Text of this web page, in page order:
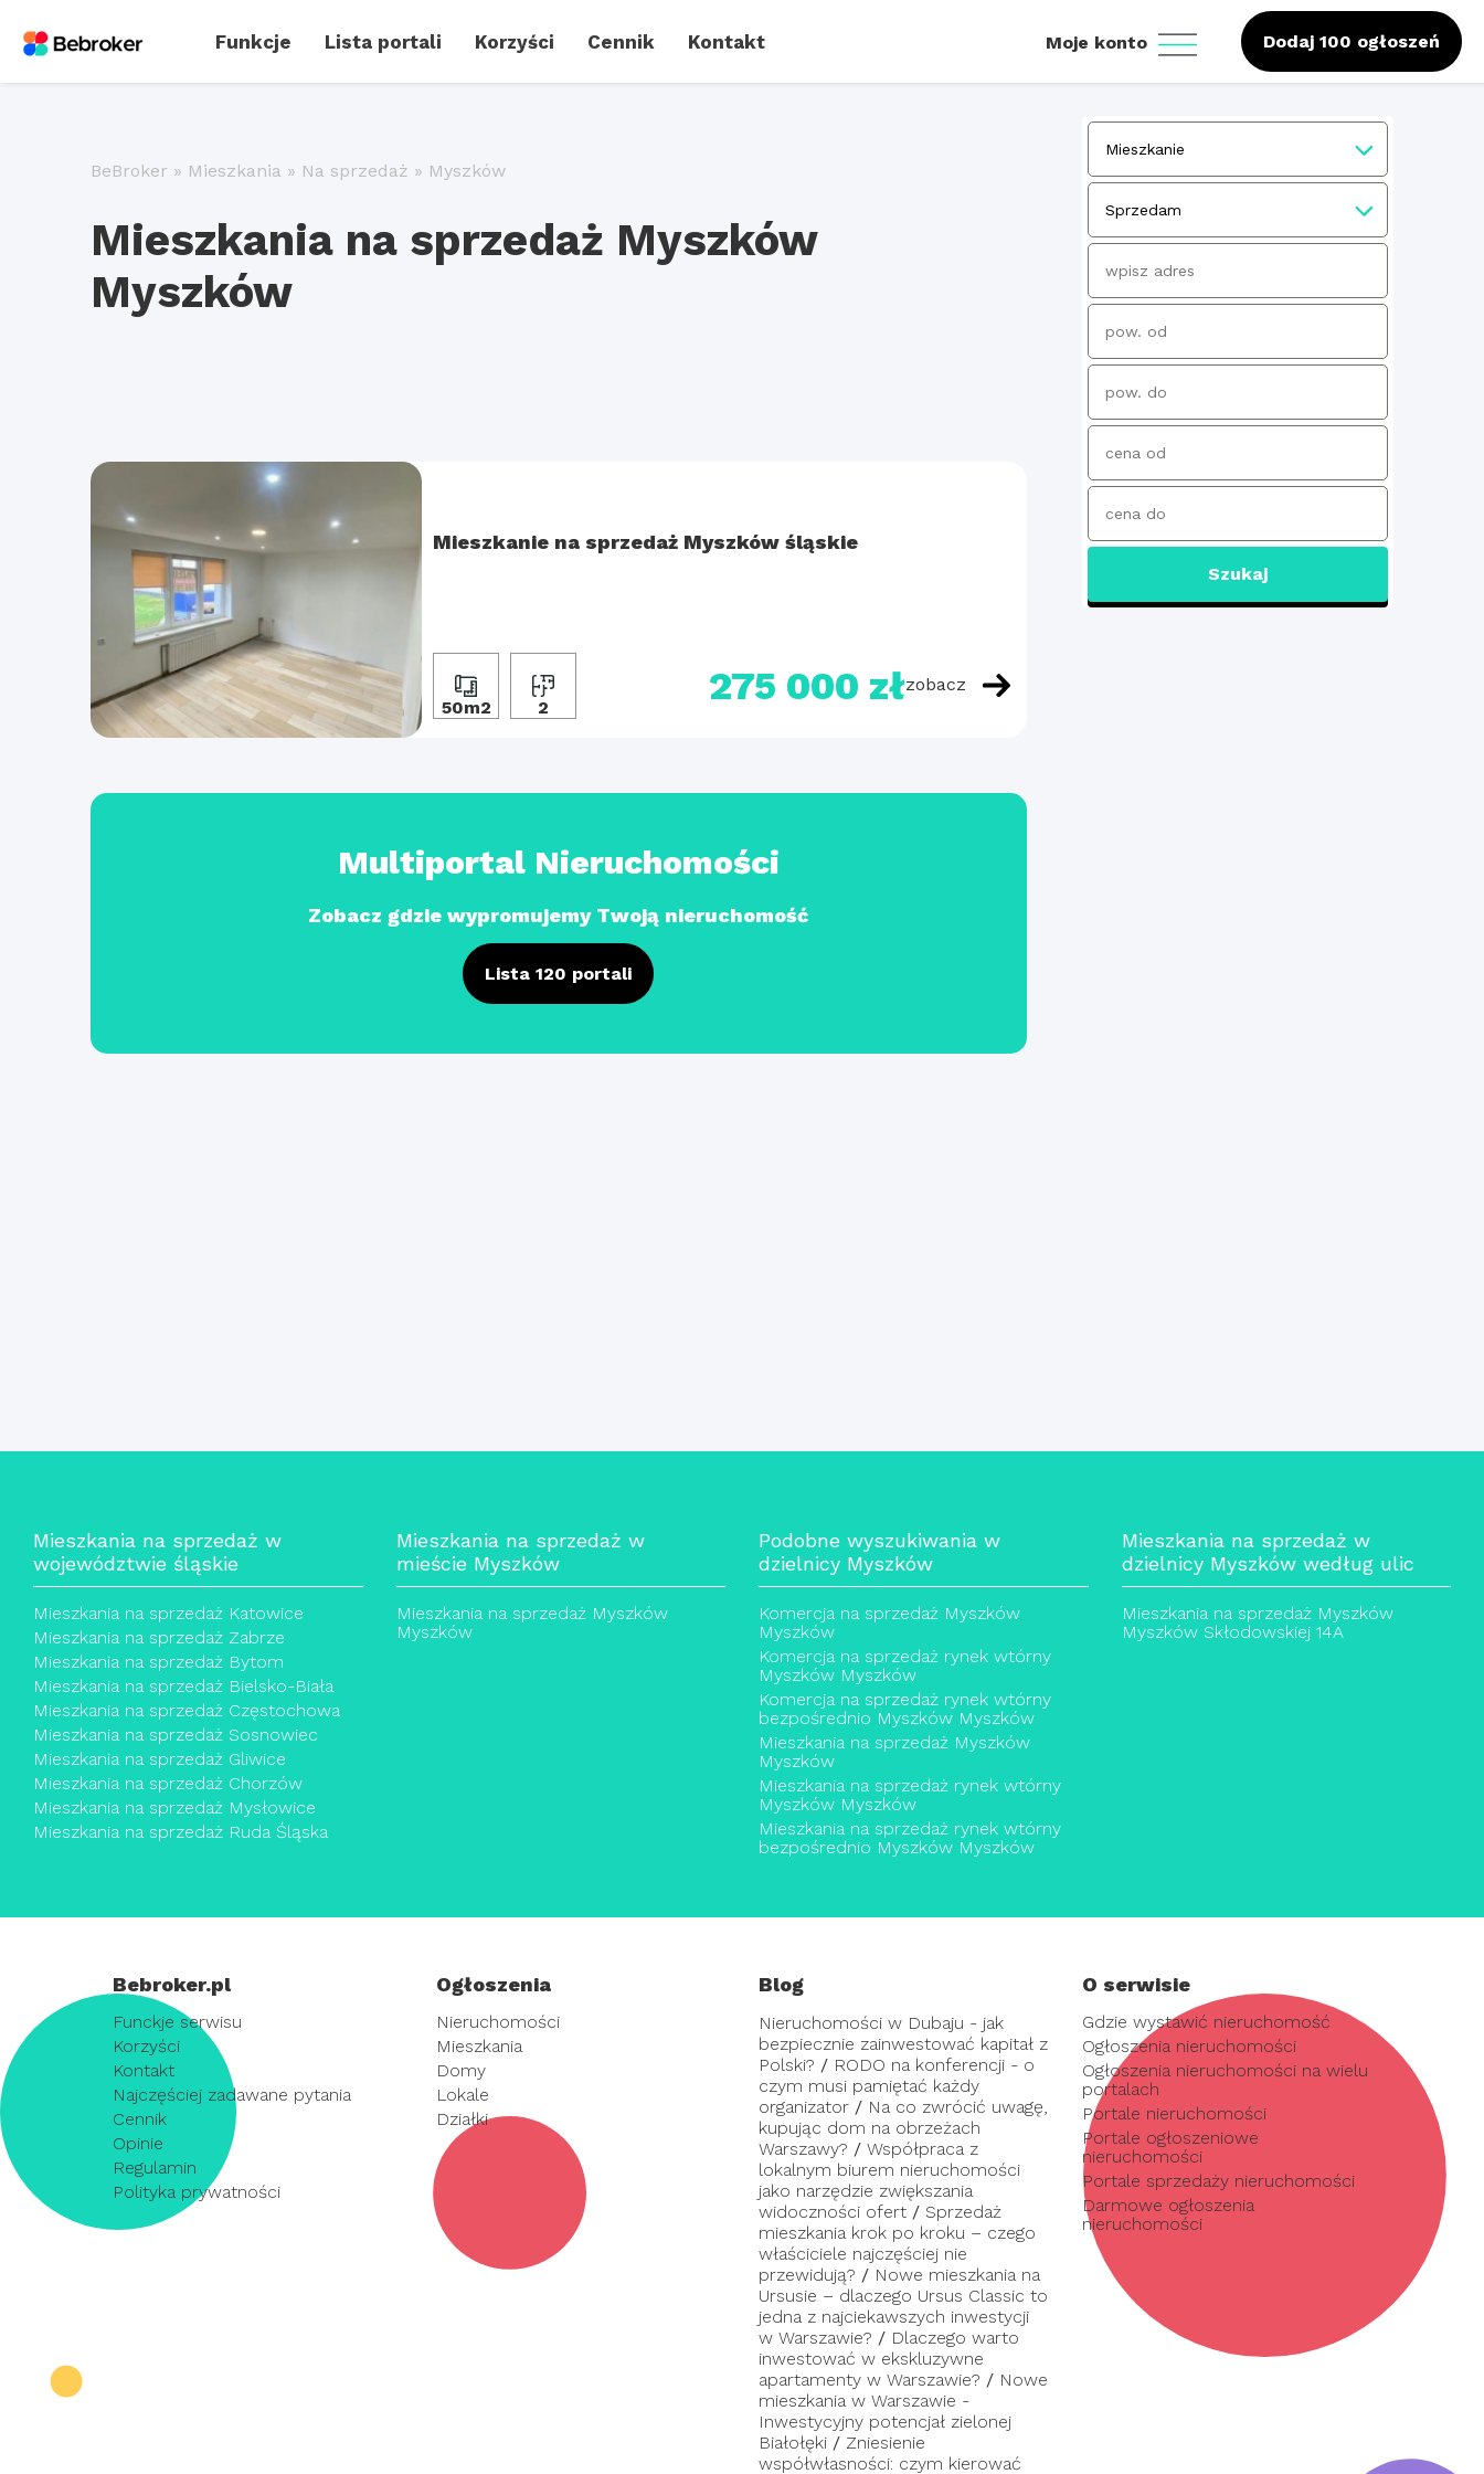
Funkcje Lista portali Korzyści Cennik Kontakt Dodaj 100 ogłoszeń
Moje konto
BeBroker » Mieszkania » Na sprzedaż » Myszków
Mieszkania na sprzedaż Myszków
Myszków
Mieszkanie na sprzedaż Myszków śląskie
50m2 2 275 000 złzobacz
Multiportal Nieruchomości
Zobacz gdzie wypromujemy Twoją nieruchomość
Lista 120 portali
Szukaj
Mieszkania na sprzedaż w
województwie śląskie
Mieszkania na sprzedaż Katowice
Mieszkania na sprzedaż Zabrze
Mieszkania na sprzedaż Bytom
Mieszkania na sprzedaż Bielsko-Biała
Mieszkania na sprzedaż Częstochowa
Mieszkania na sprzedaż Sosnowiec
Mieszkania na sprzedaż Gliwice
Mieszkania na sprzedaż Chorzów
Mieszkania na sprzedaż Mysłowice
Mieszkania na sprzedaż Ruda Śląska
Mieszkania na sprzedaż w
mieście Myszków
Mieszkania na sprzedaż Myszków
Myszków
Podobne wyszukiwania w
dzielnicy Myszków
Komercja na sprzedaż Myszków
Myszków
Komercja na sprzedaż rynek wtórny
Myszków Myszków
Komercja na sprzedaż rynek wtórny
bezpośrednio Myszków Myszków
Mieszkania na sprzedaż Myszków
Myszków
Mieszkania na sprzedaż rynek wtórny
Myszków Myszków
Mieszkania na sprzedaż rynek wtórny
bezpośrednio Myszków Myszków
Mieszkania na sprzedaż w
dzielnicy Myszków według ulic
Mieszkania na sprzedaż Myszków
Myszków Skłodowskiej 14A
Bebroker.pl
Funckje serwisu
Korzyści
Kontakt
Najczęściej zadawane pytania
Cennik
Opinie
Regulamin
Polityka prywatności
Ogłoszenia
Nieruchomości
Mieszkania
Domy
Lokale
Działki
Blog
Nieruchomości w Dubaju - jak
bezpiecznie zainwestować kapitał z
Polski? / RODO na konferencji - o
czym musi pamiętać każdy
organizator / Na co zwrócić uwagę,
kupując dom na obrzeżach
Warszawy? / Współpraca z
lokalnym biurem nieruchomości
jako narzędzie zwiększania
widoczności ofert / Sprzedaż
mieszkania krok po kroku – czego
właściciele najczęściej nie
przewidują? / Nowe mieszkania na
Ursusie – dlaczego Ursus Classic to
jedna z najciekawszych inwestycji
w Warszawie? / Dlaczego warto
inwestować w ekskluzywne
apartamenty w Warszawie? / Nowe
mieszkania w Warszawie -
Inwestycyjny potencjał zielonej
Białołęki / Zniesienie
współwłasności: czym kierować
O serwisie
Gdzie wystawić nieruchomość
Ogłoszenia nieruchomości
Ogłoszenia nieruchomości na wielu
portalach
Portale nieruchomości
Portale ogłoszeniowe
nieruchomości
Portale sprzedaży nieruchomości
Darmowe ogłoszenia
nieruchomości